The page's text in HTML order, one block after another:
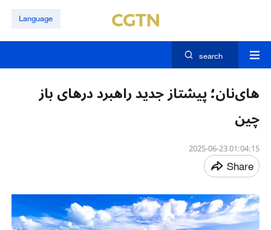
Language
search
های‌نان؛ پیشتاز جدید راهبرد درهای باز
چین
01:04:15 2025-06-23
Share